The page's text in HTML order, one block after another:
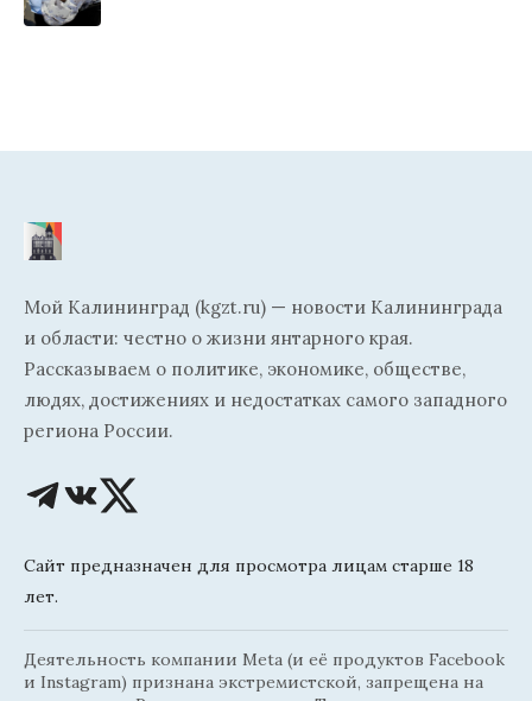
Мой Калининград (kgzt.ru) — новости Калининграда
и области: честно о жизни янтарного края.
Рассказываем о политике, экономике, обществе,
людях, достижениях и недостатках самого западного
региона России.
Сайт предназначен для просмотра лицам старше 18
лет.
Деятельность компании Meta (и её продуктов Facebook
и Instagram) признана экстремистской, запрещена на